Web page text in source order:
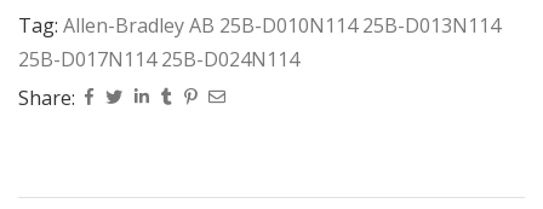
Tag: Allen-Bradley AB 25B-D010N114 25B-D013N114
25B-D017N114 25B-D024N114
Share: